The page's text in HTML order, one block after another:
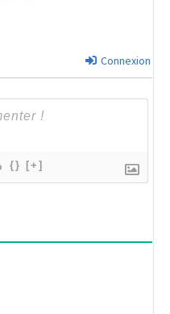
Connexion
{} [+]